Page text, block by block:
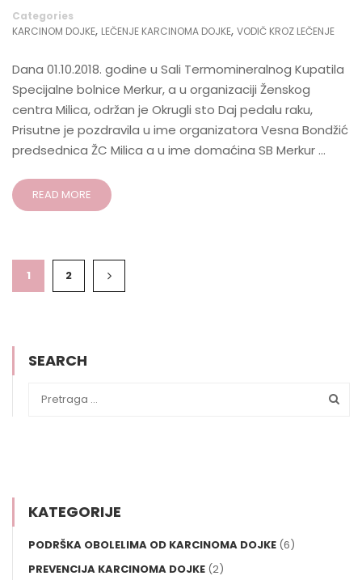
Categories
KARCINOM DOJKE, LEČENJE KARCINOMA DOJKE, VODIČ KROZ LEČENJE
Dana 01.10.2018. godine u Sali Termomineralnog Kupatila
Specijalne bolnice Merkur, a u organizaciji Ženskog
centra Milica, održan je Okrugli sto Daj pedalu raku,
Prisutne je pozdravila u ime organizatora Vesna Bondžić
predsednica ŽC Milica a u ime domaćina SB Merkur …
READ MORE
1 2
SEARCH
KATEGORIJE
PODRŠKA OBOLELIMA OD KARCINOMA DOJKE (6)
PREVENCIJA KARCINOMA DOJKE (2)